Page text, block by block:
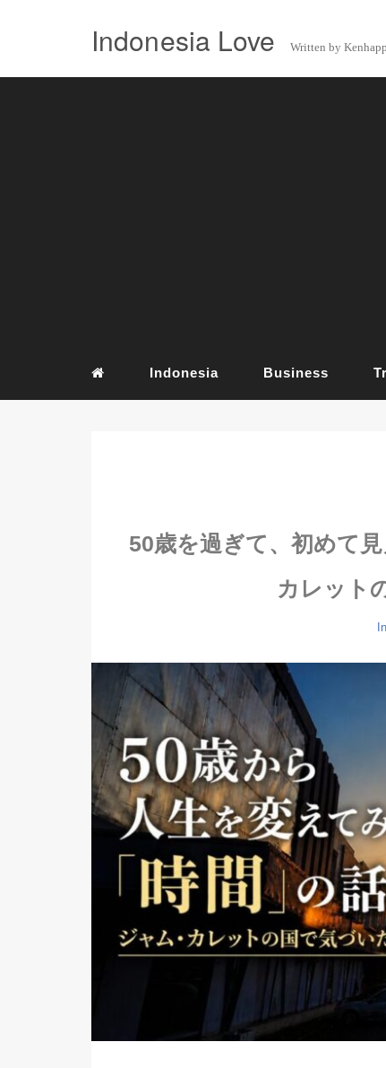
Indonesia Love Written by
Indonesia Business
50歳を過ぎて、初めて
カレット